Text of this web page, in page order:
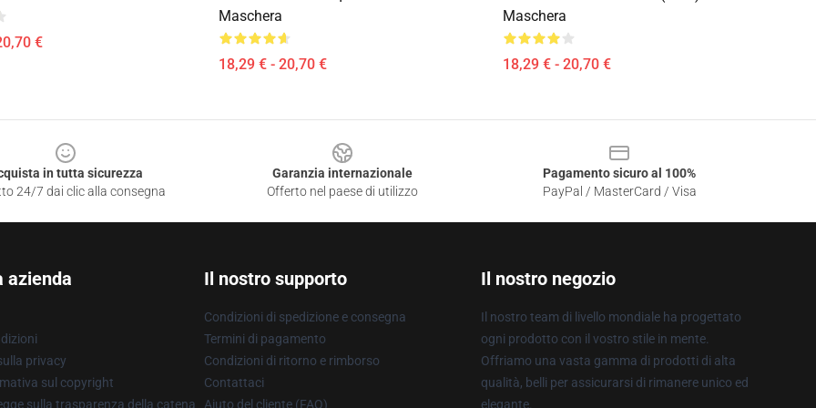
€
Maschera
18,29 € - 20,70 €
Maschera
18,29 € - 20,70 €
in tutta sicurezza
24/7 dai clic alla consegna
Garanzia internazionale
Offerto nel paese di utilizzo
Pagamento sicuro al 100%
PayPal / MasterCard / Visa
azienda
privacy
sul copyright
sulla trasparenza della catena
Il nostro supporto
Condizioni di spedizione e consegna
Termini di pagamento
Condizioni di ritorno e rimborso
Contattaci
Aiuto del cliente (FAQ)
Il nostro negozio
Il nostro team di livello mondiale ha progettato
ogni prodotto con il vostro stile in mente.
Offriamo una vasta gamma di prodotti di alta
qualità, belli per assicurarsi di rimanere unico ed
elegante.